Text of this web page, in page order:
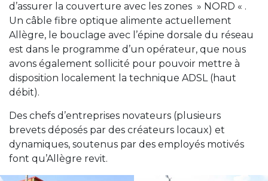
d’assurer la couverture avec les zones » NORD « .
Un câble fibre optique alimente actuellement
Allègre, le bouclage avec l’épine dorsale du réseau
est dans le programme d’un opérateur, que nous
avons également sollicité pour pouvoir mettre à
disposition localement la technique ADSL (haut
débit).
Des chefs d’entreprises novateurs (plusieurs
brevets déposés par des créateurs locaux) et
dynamiques, soutenus par des employés motivés
font qu’Allègre revit.